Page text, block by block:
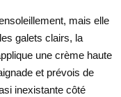
mais elle
galets clairs, la
une crème haute
et prévois de
inexistante côté